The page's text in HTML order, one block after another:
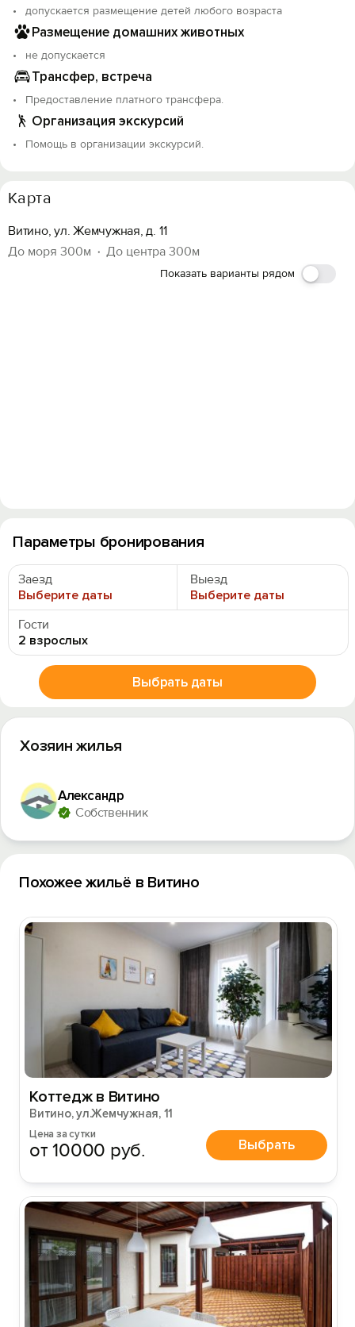
Параметры бронирования
Заезд
Выберите даты
Выезд
Выберите даты
Гости
2 взрослых
Выбрать даты
допускается размещение детей любого возраста
Размещение домашних животных
не допускается
Трансфер, встреча
Предоставление платного трансфера.
Организация экскурсий
Помощь в организации экскурсий.
Карта
Витино, ул. Жемчужная, д. 11
До моря 300м
До центра 300м
Показать варианты рядом
Хозяин жилья
Александр
Собственник
Похожее жильё в Витино
Коттедж в Витино
Витино, ул.Жемчужная, 11
Цена за сутки
от 10000 руб. Выбрать
Вход на сайт
Войти или Зарегистрироваться